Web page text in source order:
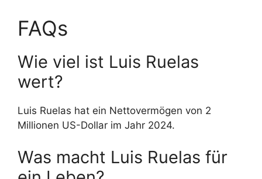
FAQs
Wie viel ist Luis Ruelas
wert?
Luis Ruelas hat ein Nettovermögen von 2
Millionen US-Dollar im Jahr 2024.
Was macht Luis Ruelas für